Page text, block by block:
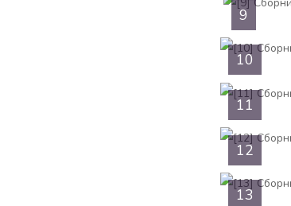
9
10
11
12
13